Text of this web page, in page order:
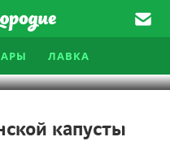
ЛАВКА
капусты